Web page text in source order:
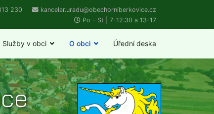
230
kancelar.uradu@obechorniberkovice.cz
Po - St | 7-12:30 a 13-17
Služby v obci O obci Úřední deska